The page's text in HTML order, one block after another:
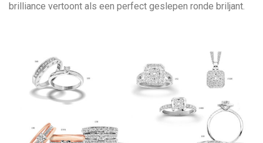
brilliance vertoont als een perfect geslepen ronde briljant.